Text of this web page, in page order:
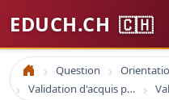
EDUCH.CH 🇨🇭
Accueil Question
Validation d'acquis professionnel